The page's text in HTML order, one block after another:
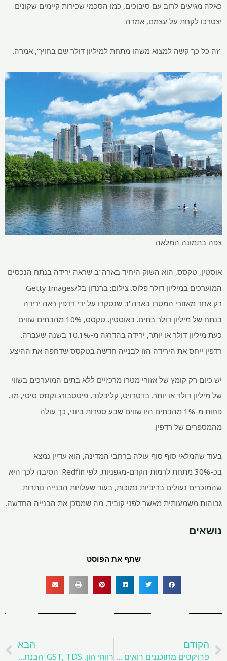
כאלה מגיעים לרוב עם סיבוכים, כמו הסכמי שכירות קיימים שקונים
יצטרכו לקחת על עצמם, אמרה.
"זה כל כך קשה למצוא משהו מתחת למיליון דולר שם בחוץ", אמרה.
צפה בתמונה המלאה
אוסטין, טקסס, הוא השוק היחיד בארה"ב שראה ירידה בנתח הנכסים
המוערכים במיליון דולר פלוס. צילום: ברנדון בל/Getty Images
רק אחד מאזורי המטרו בארה"ב שנסקרו על ידי רדפין ראה ירידה
בנתח של מיליון דולר בתים. באוסטין, טקסס, 10% מהבתים שווים
כעת מיליון דולר או יותר, ירידה בהדרגה מ-10.1% בשנה שעברה.
רדפין ייחס את הירידה הזו לבנייה חדשה בטקסס שדחפה את ההיצע.
יש כיום רק קומץ של אזורי מטרו מרכזיים ללא בתים המוערכים בשווי
של מיליון דולר או יותר. בדטרויט, קליבלנד, פיטסבורג וקנזס סיטי, מו.,
פחות מ-1% מהבתים היו שווים שבע ספרות ביוני, כך עולה
מהמספרים של רדפין.
בעוד שהמלאי סוף סוף עולה ברחבי המדינה, הוא עדיין נמצא
בכ-30% מתחת לרמות הקדם-מגפניות, לפי Redfin. הסיבה לכך היא
שהמוכרים נעולים בריביות נמוכות, בעוד שעלויות הבנייה נותרות
גבוהות משמעותית מאשר לפני קוביד, מה שמסכן את הבנייה החדשה.
נושאים
שתף את הפוסט
קודם
הקודם
פרויקטים מתוכננים רואים גידול מחירים גבוה יותר מאשר דירות
הבא
רווחי הון, GST, TDS: הבנת מסים בהסכמי פיתוח משותפים